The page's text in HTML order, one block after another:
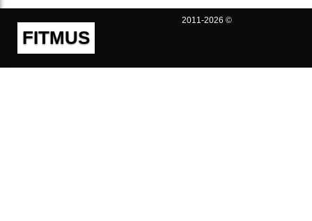
FITMUS
2011-2026 ©